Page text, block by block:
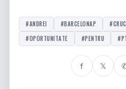
#ANDREI #BARCELONAP
#OPORTUNITATE
#PENTRU
f 𝕏